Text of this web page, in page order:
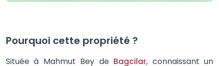
Pourquoi cette propriété ?
Située à Mahmut Bey de Bagcilar, connaissant un